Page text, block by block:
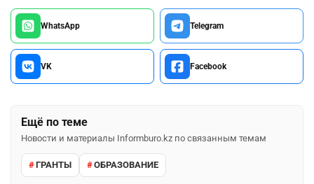
WhatsApp Telegram
VK Facebook
Ещё по теме
Новости и материалы Informburo.kz по связанным темам
ГРАНТЫ ОБРАЗОВАНИЕ